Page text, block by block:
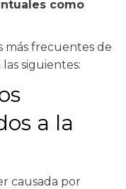
como
más frecuentes de
siguientes:
a la
causada por